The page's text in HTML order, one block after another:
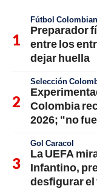
Fútbol
Preparador
entre los
dejar huella
Selección
Colombia
2026; "no
Gol Caracol
La UEFA
Infantino,
desfigurar